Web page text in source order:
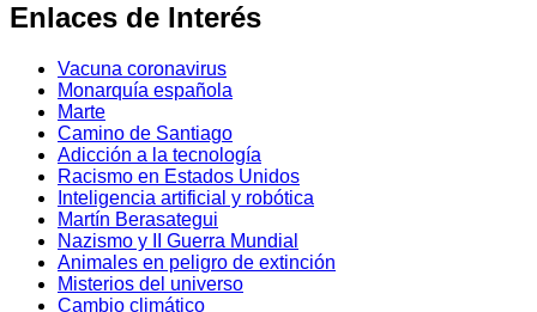
Enlaces de Interés
Vacuna coronavirus
Monarquía española
Marte
Camino de Santiago
Adicción a la tecnología
Racismo en Estados Unidos
Inteligencia artificial y robótica
Martín Berasategui
Nazismo y II Guerra Mundial
Animales en peligro de extinción
Misterios del universo
Cambio climático